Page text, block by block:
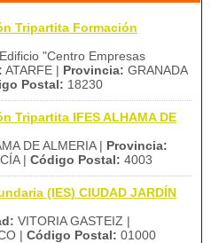
Tripartita Formación
"Centro Empresas
ATARFE | Provincia: GRANADA
Postal: 18230
Tripartita IFES ALHAMA DE
DE ALMERIA | Provincia:
| Código Postal: 4003
(IES) CIUDAD JARDÍN
VITORIA GASTEIZ |
| Código Postal: 01000